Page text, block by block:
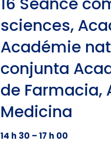
sciences,
Académie
conjunta
de Farmacia,
Medicina
14 h 30 – 17 h 00